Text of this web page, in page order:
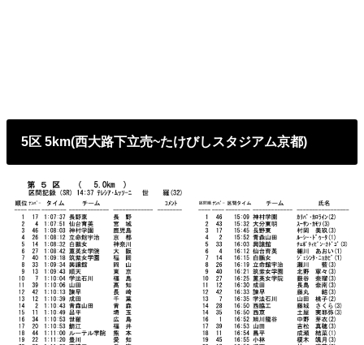
5区 5km(西大路下立売~たけびしスタジアム京都)